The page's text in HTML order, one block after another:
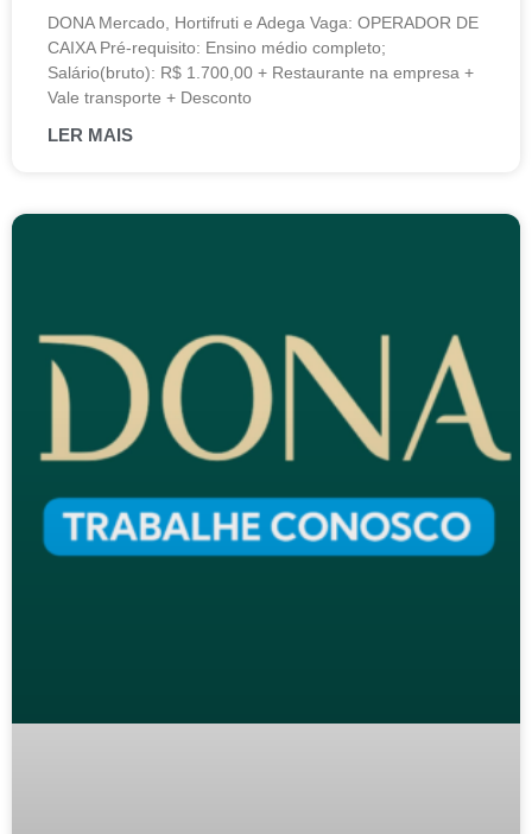
DONA Mercado, Hortifruti e Adega Vaga: OPERADOR DE
CAIXA Pré-requisito: Ensino médio completo;
Salário(bruto): R$ 1.700,00 + Restaurante na empresa +
Vale transporte + Desconto
LER MAIS